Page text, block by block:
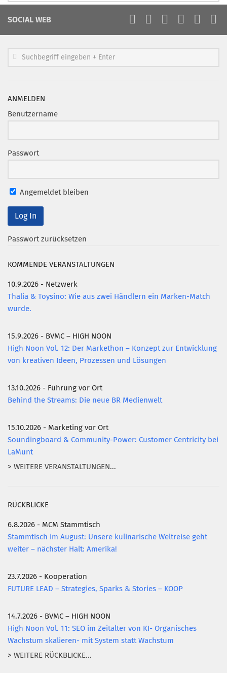
SOCIAL WEB
ANMELDEN
Benutzername
Passwort
Angemeldet bleiben
Passwort zurücksetzen
KOMMENDE VERANSTALTUNGEN
10.9.2026 - Netzwerk
Thalia & Toysino: Wie aus zwei Händlern ein Marken-Match
wurde.
15.9.2026 - BVMC – HIGH NOON
High Noon Vol. 12: Der Markethon – Konzept zur Entwicklung
von kreativen Ideen, Prozessen und Lösungen
13.10.2026 - Führung vor Ort
Behind the Streams: Die neue BR Medienwelt
15.10.2026 - Marketing vor Ort
Soundingboard & Community-Power: Customer Centricity bei
LaMunt
> WEITERE VERANSTALTUNGEN...
RÜCKBLICKE
6.8.2026 - MCM Stammtisch
Stammtisch im August: Unsere kulinarische Weltreise geht
weiter – nächster Halt: Amerika!
23.7.2026 - Kooperation
FUTURE LEAD – Strategies, Sparks & Stories – KOOP
14.7.2026 - BVMC – HIGH NOON
High Noon Vol. 11: SEO im Zeitalter von KI- Organisches
Wachstum skalieren- mit System statt Wachstum
> WEITERE RÜCKBLICKE...